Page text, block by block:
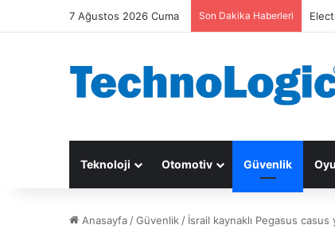
7 Ağustos 2026 Cuma Son Dakika Haberleri
Teknoloji Otomotiv Güvenlik
Anasayfa /Güvenlik / İsrail kaynaklı Pegasus casus